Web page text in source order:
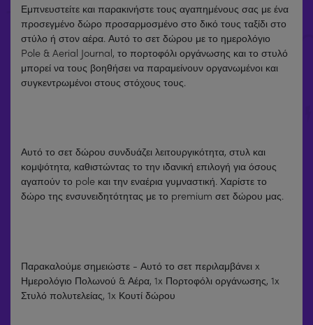
Εμπνευστείτε και παρακινήστε τους αγαπημένους σας με ένα
προσεγμένο δώρο προσαρμοσμένο στο δικό τους ταξίδι στο
στύλο ή στον αέρα. Αυτό το σετ δώρου με το ημερολόγιο
Pole & Aerial Journal, το πορτοφόλι οργάνωσης και το στυλό
μπορεί να τους βοηθήσει να παραμείνουν οργανωμένοι και
συγκεντρωμένοι στους στόχους τους.
Αυτό το σετ δώρου συνδυάζει λειτουργικότητα, στυλ και
κομψότητα, καθιστώντας το την ιδανική επιλογή για όσους
αγαπούν το pole και την εναέρια γυμναστική. Χαρίστε το
δώρο της ενσυνειδητότητας με το premium σετ δώρου μας.
Παρακαλούμε σημειώστε - Αυτό το σετ περιλαμβάνει x
Ημερολόγιο Πολωνού & Αέρα, 1x Πορτοφόλι οργάνωσης, 1x
Στυλό πολυτελείας, 1x Κουτί δώρου